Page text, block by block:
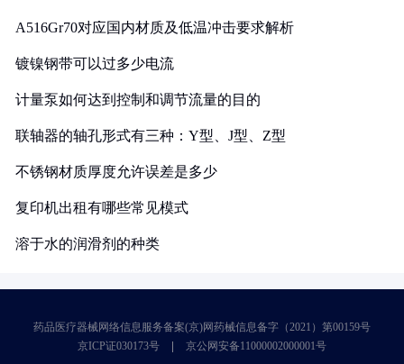
A516Gr70对应国内材质及低温冲击要求解析
镀镍钢带可以过多少电流
计量泵如何达到控制和调节流量的目的
联轴器的轴孔形式有三种：Y型、J型、Z型
不锈钢材质厚度允许误差是多少
复印机出租有哪些常见模式
溶于水的润滑剂的种类
药品医疗器械网络信息服务备案(京)网药械信息备字（2021）第00159号
京ICP证030173号
京公网安备11000002000001号